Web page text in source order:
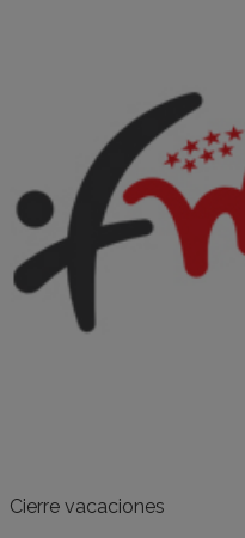
Cierre vacaciones